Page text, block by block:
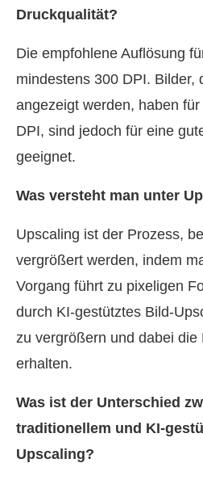
Druckqualität?
Die empfohlene Auflösung
mindestens 300 DPI. Bilder,
angezeigt werden, haben
DPI, sind jedoch für eine
geeignet.
Was versteht man unter
Upscaling ist der Prozess,
vergrößert werden, indem
Vorgang führt zu pixeligen
durch KI-gestütztes Bild-
zu vergrößern und dabei die
erhalten.
Was ist der Unterschied
traditionellem und KI-
Upscaling?